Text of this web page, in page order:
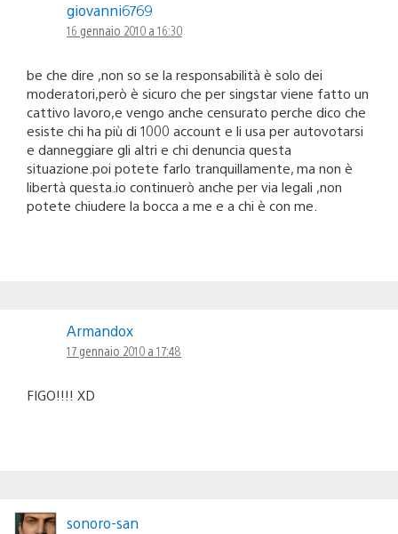
giovanni6769
16 gennaio 2010 a 16:30
be che dire ,non so se la responsabilità è solo dei
moderatori,però è sicuro che per singstar viene fatto un
cattivo lavoro,e vengo anche censurato perche dico che
esiste chi ha più di 1000 account e li usa per autovotarsi
e danneggiare gli altri e chi denuncia questa
situazione.poi potete farlo tranquillamente, ma non è
libertà questa.io continuerò anche per via legali ,non
potete chiudere la bocca a me e a chi è con me.
Armandox
17 gennaio 2010 a 17:48
FIGO!!!! XD
sonoro-san